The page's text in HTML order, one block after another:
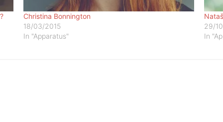
Christina Bonnington
18/03/2015
In "Apparatus"
29/
In